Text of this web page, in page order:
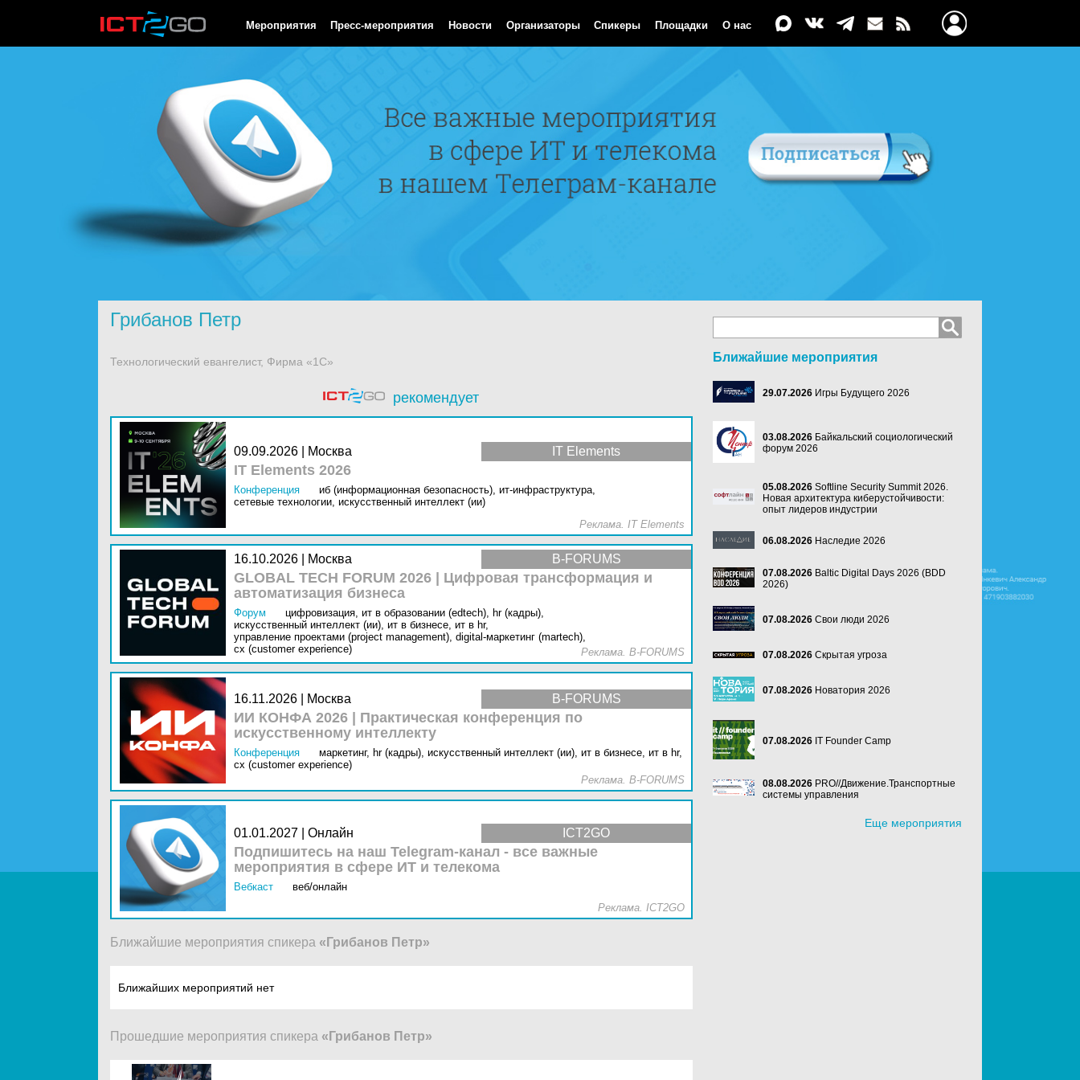
Мероприятия Пресс-мероприятия Новости Организаторы Спикеры Площадки О нас
Грибанов Петр
Технологический евангелист, Фирма «1С»
рекомендует
IT Elements
09.09.2026 | Москва
IT Elements 2026
Конференция иб (информационная безопасность), ит-инфраструктура,
сетевые технологии, искусственный интеллект (ии)
Реклама. IT Elements
B-FORUMS
16.10.2026 | Москва
GLOBAL TECH FORUM 2026 | Цифровая трансформация и
автоматизация бизнеса
Форум цифровизация, ит в образовании (edtech), hr (кадры),
искусственный интеллект (ии), ит в бизнесе, ит в hr,
управление проектами (project management), digital-маркетинг (martech),
cx (customer experience)
Реклама. B-FORUMS
B-FORUMS
16.11.2026 | Москва
ИИ КОНФА 2026 | Практическая конференция по
искусственному интеллекту
Конференция маркетинг, hr (кадры), искусственный интеллект (ии), ит в бизнесе, ит в hr,
cx (customer experience)
Реклама. B-FORUMS
ICT2GO
01.01.2027 | Онлайн
Подпишитесь на наш Telegram-канал - все важные
мероприятия в сфере ИТ и телекома
Вебкаст
веб/онлайн
Реклама. ICT2GO
Ближайшие мероприятия спикера «Грибанов Петр»
Ближайших мероприятий нет
Прошедшие мероприятия спикера «Грибанов Петр»
Ближайшие мероприятия
29.07.2026 Игры Будущего 2026
03.08.2026 Байкальский социологический
форум 2026
05.08.2026 Softline Security Summit 2026.
Новая архитектура киберустойчивости:
опыт лидеров индустрии
06.08.2026 Наследие 2026
07.08.2026 Baltic Digital Days 2026 (BDD
2026)
07.08.2026 Свои люди 2026
07.08.2026 Скрытая угроза
07.08.2026 Новатория 2026
07.08.2026 IT Founder Camp
08.08.2026 PRO//Движение.Транспортные
системы управления
Еще мероприятия